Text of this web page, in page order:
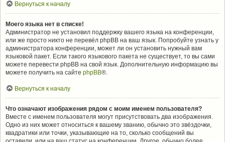
Вернуться к началу
Моего языка нет в списке!
Администратор не установил поддержку вашего языка на конференции,
или же просто никто не перевёл phpBB на ваш язык. Попробуйте узнать у
администратора конференции, может ли он установить нужный вам
языковой пакет. Если такого языкового пакета не существует, то вы сами
можете перевести phpBB на свой язык. Дополнительную информацию вы
можете получить на сайте phpBB®.
Вернуться к началу
Что означают изображения рядом с моим именем пользователя?
Вместе с именем пользователя могут присутствовать два изображения.
Одно из них может относиться к вашему званию, обычно это звёздочки,
квадратики или точки, указывающие на то, сколько сообщений вы